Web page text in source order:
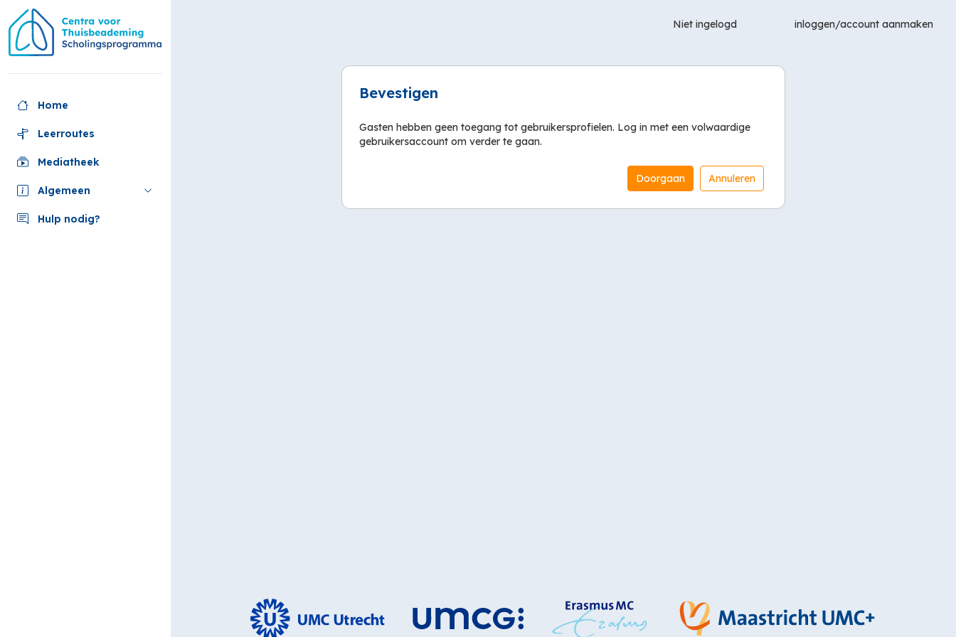
naar
hoofdinhoud
Home
Leerroutes
Mediatheek
Algemeen
Hulp nodig?
Niet ingelogd
Bevestigen
Gasten hebben geen toegang tot gebruikersprofielen. Log in met een volwaardige
gebruikersaccount om verder te gaan.